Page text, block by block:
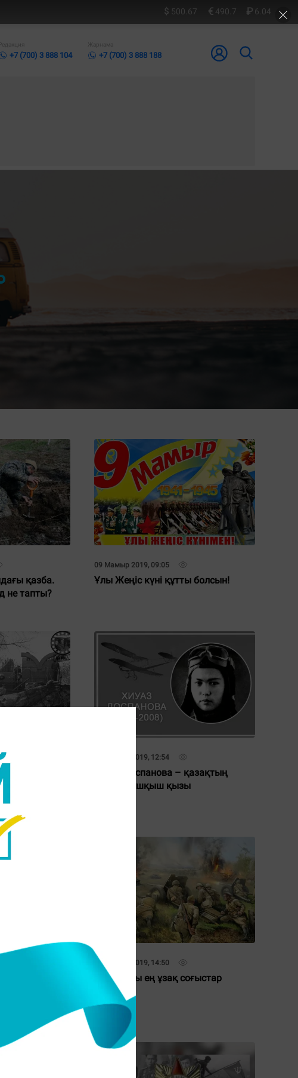
500.67 490.7 6.04
Редакция
+7 (700) 3 888 104
Жарнама
+7 (700) 3 888 188
қазба.
не тапты?
09 Мамыр 2019, 09:05
Ұлы Жеңіс күні құтты болсын!
08 Мамыр 2019, 12:54
Хиуаз Доспанова – қазақтың
тұңғыш ұшқыш қызы
сүюге
өскелең
03 Мамыр 2019, 14:50
Тарихтағы ең ұзақ соғыстар